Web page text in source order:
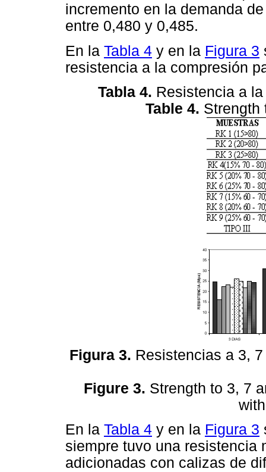
incremento en la demanda
entre 0,480 y 0,485.
En la Tabla 4 y en la Figura 3
resistencia a la compresión
Tabla 4. Resistencia a
Table 4. Strength
Figura 3. Resistencias a 3,
Figure 3. Strength to 3, 7
En la Tabla 4 y en la Figura 3
siempre tuvo una resistencia
adicionadas con calizas de